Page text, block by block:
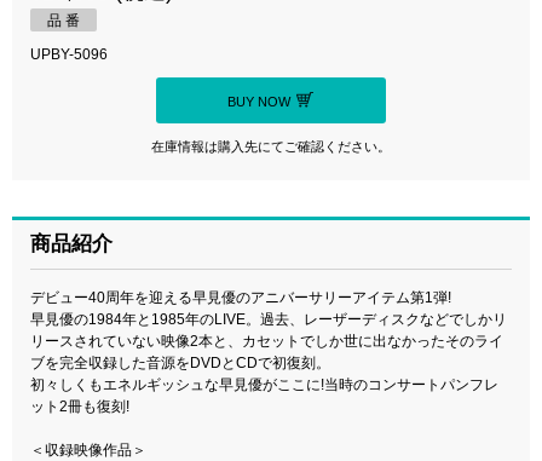
品 番
UPBY-5096
BUY NOW
在庫情報は購入先にてご確認ください。
商品紹介
デビュー40周年を迎える早見優のアニバーサリーアイテム第1弾!
早見優の1984年と1985年のLIVE。過去、レーザーディスクなどでしかリ
リースされていない映像2本と、カセットでしか世に出なかったそのライ
ブを完全収録した音源をDVDとCDで初復刻。
初々しくもエネルギッシュな早見優がここに!当時のコンサートパンフレ
ット2冊も復刻!
＜収録映像作品＞